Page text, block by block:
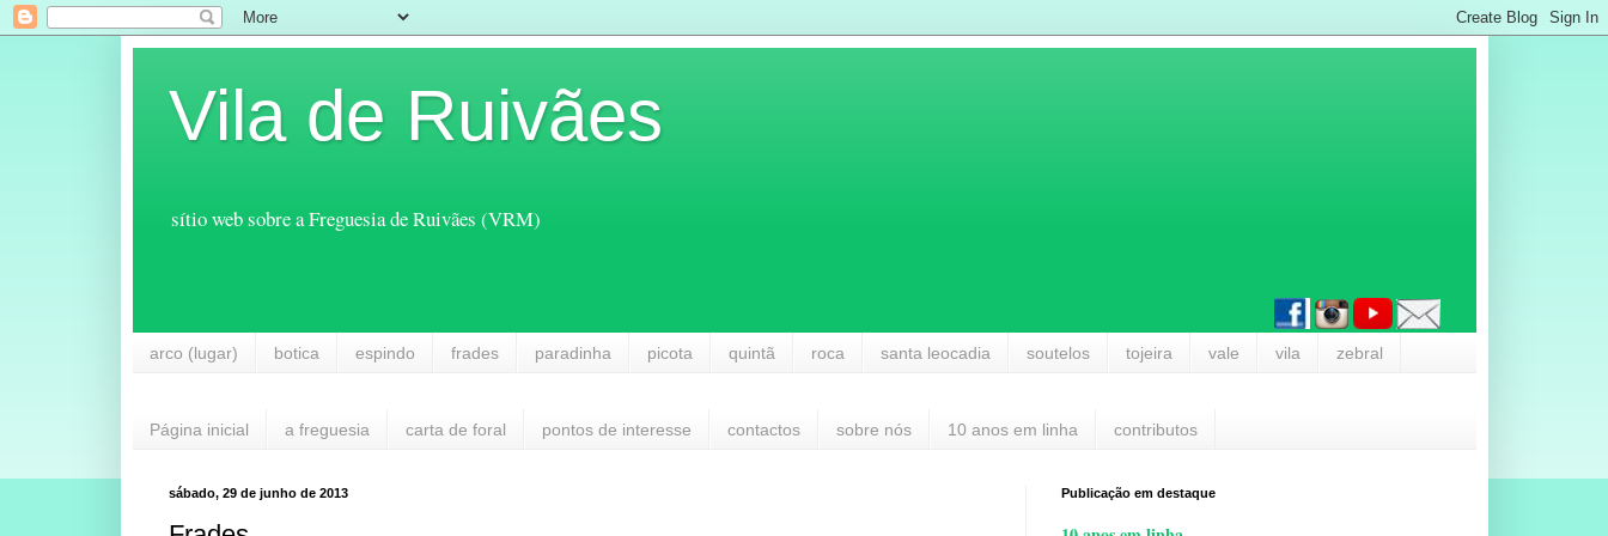
Vila de Ruivães
sítio web sobre a Freguesia de Ruivães (VRM)
arco (lugar) botica espindo frades paradinha picota quintã roca santa leocadia soutelos tojeira vale vila zebral
Página inicial a freguesia carta de foral pontos de interesse contactos sobre nós 10 anos em linha contributos
sábado, 29 de junho de 2013 Publicação em destaque